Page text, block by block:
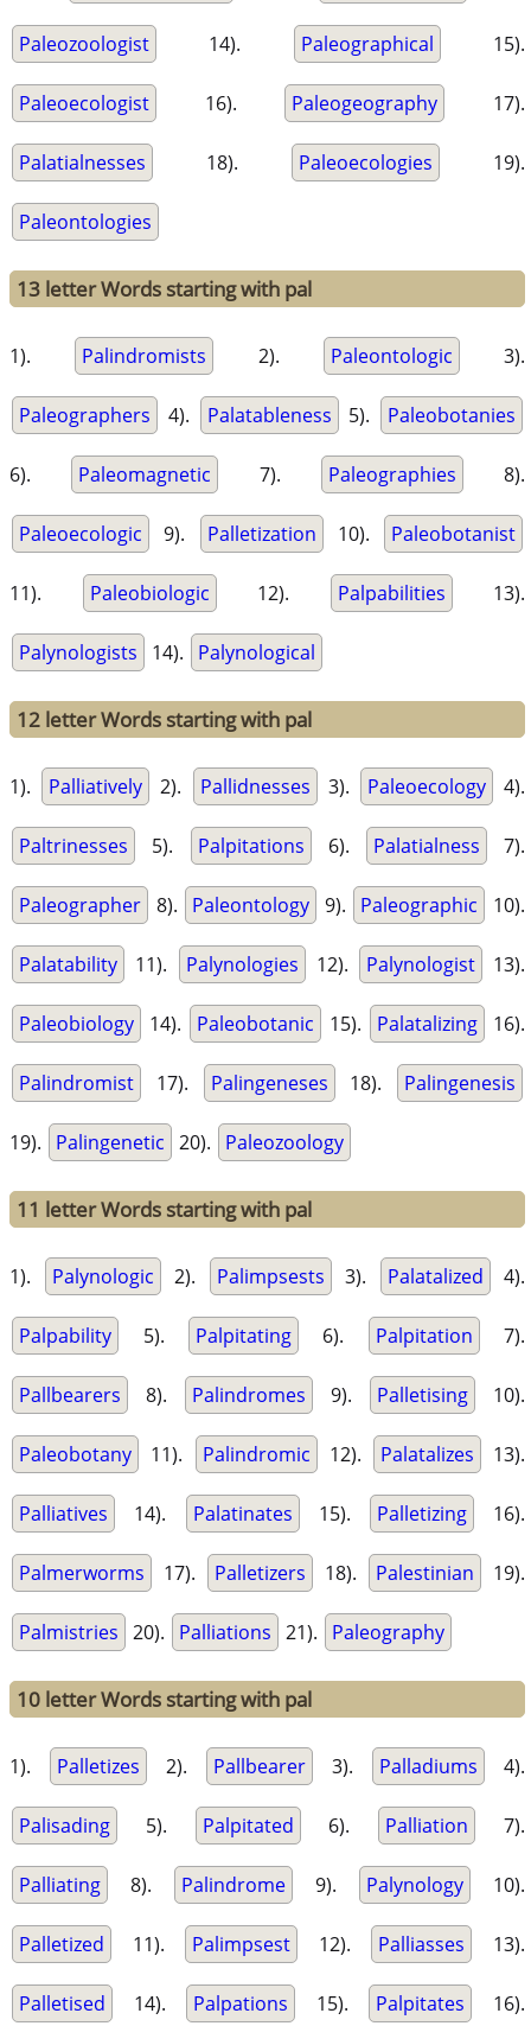
Paleozoologist 14). Paleographical 15).
Paleoecologist 16). Paleogeography 17).
Palatialnesses 18). Paleoecologies 19).
Paleontologies
13 letter Words starting with pal
1). Palindromists 2). Paleontologic 3).
Paleographers 4). Palatableness 5). Paleobotanies
6). Paleomagnetic 7). Paleographies 8).
Paleoecologic 9). Palletization 10). Paleobotanist
11). Paleobiologic 12). Palpabilities 13).
Palynologists 14). Palynological
12 letter Words starting with pal
1). Palliatively 2). Pallidnesses 3). Paleoecology 4).
Paltrinesses 5). Palpitations 6). Palatialness 7).
Paleographer 8). Paleontology 9). Paleographic 10).
Palatability 11). Palynologies 12). Palynologist 13).
Paleobiology 14). Paleobotanic 15). Palatalizing 16).
Palindromist 17). Palingeneses 18). Palingenesis
19). Palingenetic 20). Paleozoology
11 letter Words starting with pal
1). Palynologic 2). Palimpsests 3). Palatalized 4).
Palpability 5). Palpitating 6). Palpitation 7).
Pallbearers 8). Palindromes 9). Palletising 10).
Paleobotany 11). Palindromic 12). Palatalizes 13).
Palliatives 14). Palatinates 15). Palletizing 16).
Palmerworms 17). Palletizers 18). Palestinian 19).
Palmistries 20). Palliations 21). Paleography
10 letter Words starting with pal
1). Palletizes 2). Pallbearer 3). Palladiums 4).
Palisading 5). Palpitated 6). Palliation 7).
Palliating 8). Palindrome 9). Palynology 10).
Palletized 11). Palimpsest 12). Palliasses 13).
Palletised 14). Palpations 15). Palpitates 16).